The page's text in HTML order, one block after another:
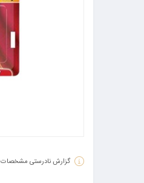
گزارش نادرستی مشخصات